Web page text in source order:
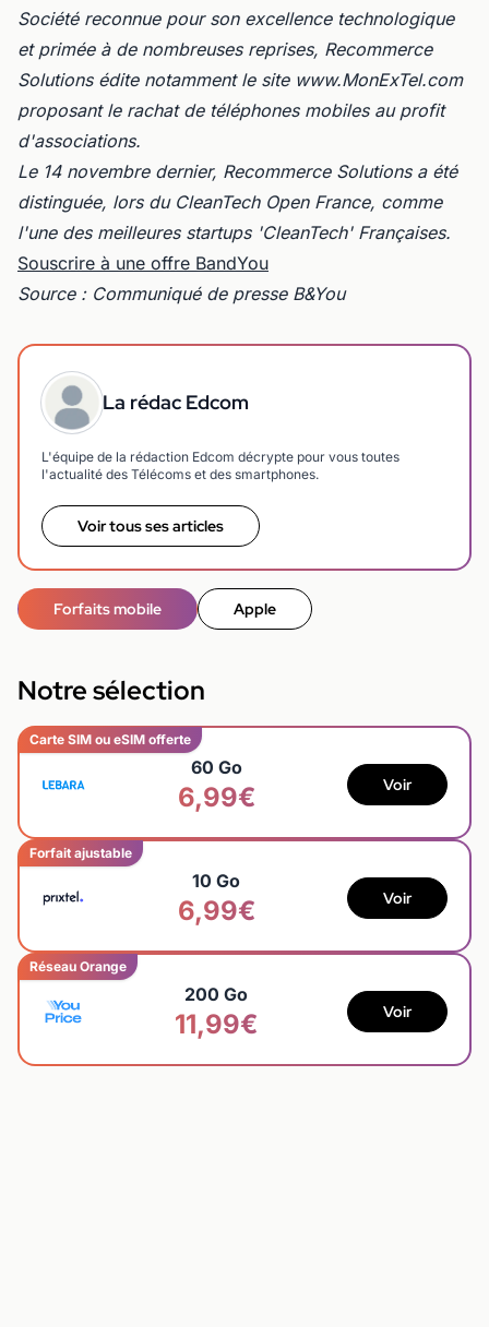
Société reconnue pour son excellence technologique
et primée à de nombreuses reprises, Recommerce
Solutions édite notamment le site www.MonExTel.com
proposant le rachat de téléphones mobiles au profit
d'associations.
Le 14 novembre dernier, Recommerce Solutions a été
distinguée, lors du CleanTech Open France, comme
l'une des meilleures startups 'CleanTech' Françaises.
Souscrire à une offre BandYou
Source : Communiqué de presse B&You
La rédac Edcom
L'équipe de la rédaction Edcom décrypte pour vous toutes
l'actualité des Télécoms et des smartphones.
Voir tous ses articles
Forfaits mobile Apple
Notre sélection
Carte SIM ou eSIM offerte
60 Go
6,99€ Voir
Forfait ajustable
10 Go
6,99€ Voir
Réseau Orange
200 Go
11,99€ Voir